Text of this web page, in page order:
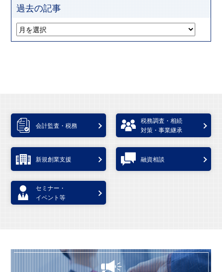
過去の記事
会計監査・税務
税務調査・相続
対策・事業継承
新規創業支援 融資相談
セミナー・
イベント等